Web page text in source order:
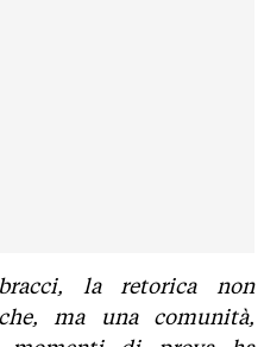
la retorica non
ma una comunità,